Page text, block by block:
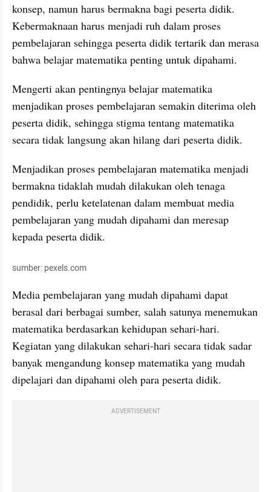
konsep, namun harus bermakna bagi peserta didik.
Kebermaknaan harus menjadi ruh dalam proses
pembelajaran sehingga peserta didik tertarik dan merasa
bahwa belajar matematika penting untuk dipahami.
Mengerti akan pentingnya belajar matematika
menjadikan proses pembelajaran semakin diterima oleh
peserta didik, sehingga stigma tentang matematika
secara tidak langsung akan hilang dari peserta didik.
Menjadikan proses pembelajaran matematika menjadi
bermakna tidaklah mudah dilakukan oleh tenaga
pendidik, perlu ketelatenan dalam membuat media
pembelajaran yang mudah dipahami dan meresap
kepada peserta didik.
sumber: pexels.com
Media pembelajaran yang mudah dipahami dapat
berasal dari berbagai sumber, salah satunya menemukan
matematika berdasarkan kehidupan sehari-hari.
Kegiatan yang dilakukan sehari-hari secara tidak sadar
banyak mengandung konsep matematika yang mudah
dipelajari dan dipahami oleh para peserta didik.
ADVERTISEMENT